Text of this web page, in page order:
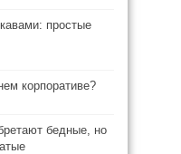
простые
корпоративе?
бедные, но